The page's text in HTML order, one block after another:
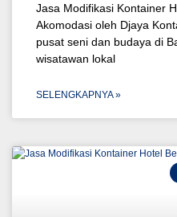
Jasa Modifikasi Kontainer
Akomodasi oleh Djaya
pusat seni dan budaya di
wisatawan lokal
SELENGKAPNYA »